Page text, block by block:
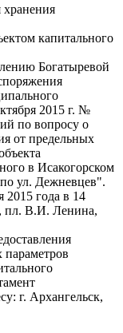
капитального
Богатыревой
2015 г. №
по вопросу о
от предельных
в Исакогорском
по ул. Дежневцев".
2015 года в 14
пл. В.И. Ленина,
параметров
г. Архангельск,